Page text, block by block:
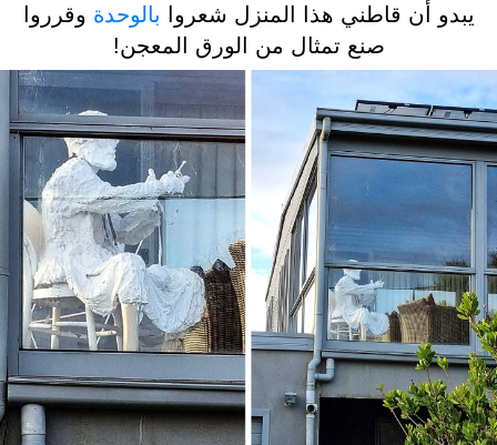
يبدو أن قاطني هذا المنزل شعروا بالوحدة وقرروا
صنع تمثال من الورق المعجن!